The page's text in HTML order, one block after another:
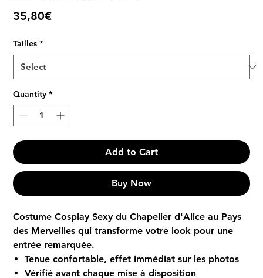
35,80€Price
Tailles *
Quantity *
Add to Cart
Buy Now
Costume Cosplay Sexy du Chapelier d'Alice au Pays
des Merveilles qui transforme votre look pour une
entrée remarquée.
Tenue confortable, effet immédiat sur les photos
Vérifié avant chaque mise à disposition